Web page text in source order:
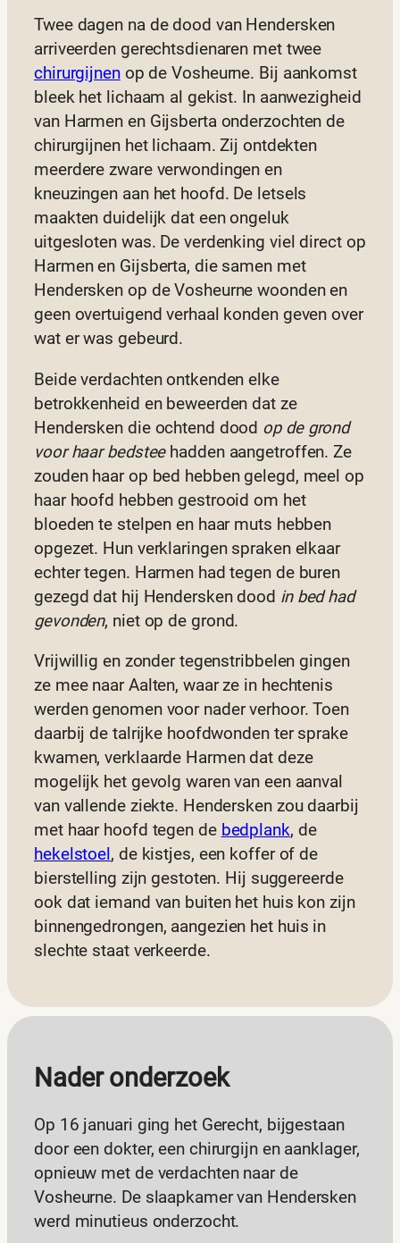
Twee dagen na de dood van Hendersken
arriveerden gerechtsdienaren met twee
chirurgijnenop de Vosheurne. Bij aankomst
bleek het lichaam al gekist. In aanwezigheid
van Harmen en Gijsberta onderzochten de
chirurgijnen het lichaam. Zij ontdekten
meerdere zware verwondingen en
kneuzingen aan het hoofd. De letsels
maakten duidelijk dat een ongeluk
uitgesloten was. De verdenking viel direct op
Harmen en Gijsberta, die samen met
Hendersken op de Vosheurne woonden en
geen overtuigend verhaal konden geven over
wat er was gebeurd.
Beide verdachten ontkenden elke
betrokkenheid en beweerden dat ze
Hendersken die ochtend dood op de grond
voor haar bedsteehadden aangetroffen. Ze
zouden haar op bed hebben gelegd, meel op
haar hoofd hebben gestrooid om het
bloeden te stelpen en haar muts hebben
opgezet. Hun verklaringen spraken elkaar
echter tegen. Harmen had tegen de buren
gezegd dat hij Hendersken dood in bed had
gevonden, niet op de grond.
Vrijwillig en zonder tegenstribbelen gingen
ze mee naar Aalten, waar ze in hechtenis
werden genomen voor nader verhoor. Toen
daarbij de talrijke hoofdwonden ter sprake
kwamen, verklaarde Harmen dat deze
mogelijk het gevolg waren van een aanval
van vallende ziekte. Hendersken zou daarbij
met haar hoofd tegen de bedplank, de
hekelstoel, de kistjes, een koffer of de
bierstelling zijn gestoten. Hij suggereerde
ook dat iemand van buiten het huis kon zijn
binnengedrongen, aangezien het huis in
slechte staat verkeerde.
Nader onderzoek
Op 16 januari ging het Gerecht, bijgestaan
door een dokter, een chirurgijn en aanklager,
opnieuw met de verdachten naar de
Vosheurne. De slaapkamer van Hendersken
werd minutieus onderzocht.